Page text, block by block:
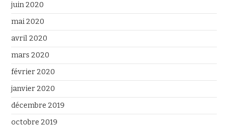
juin 2020
mai 2020
avril 2020
mars 2020
février 2020
janvier 2020
décembre 2019
octobre 2019